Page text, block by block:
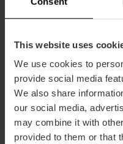
This website uses
We use cookies to
provide social media
We also share
our social media,
may combine it with
provided to them or that
dune selvagge
Una destinazione
uniscono in una città